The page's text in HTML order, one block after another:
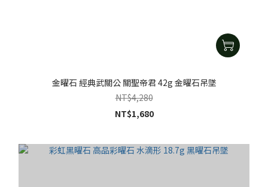
金曜石 經典武關公 關聖帝君 42g 金曜石吊墜
NT$4,280
NT$1,680